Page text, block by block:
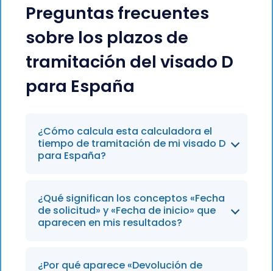
Preguntas frecuentes
sobre los plazos de
tramitación del visado D
para España
¿Cómo calcula esta calculadora el
tiempo de tramitación de mi visado D
para España?
La calculadora combina datos recientes
sobre la tramitación en los consulados
con tu categoría de visado y los detalles
ofrecer un único plazo aproximado,
¿Qué significan los conceptos «Fecha
de solicitud» y «Fecha de inicio» que
aparecen en mis resultados?
La fecha de solicitud es el día en que
¿Por qué aparece «Devolución de